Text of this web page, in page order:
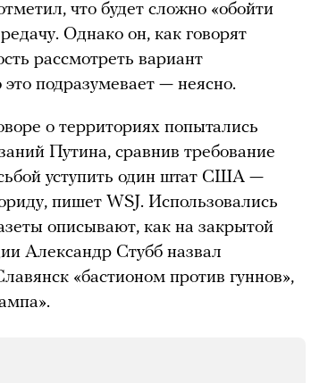
что будет сложно «обойти
Однако он, как говорят
рассмотреть вариант
подразумевает — неясно.
о территориях попытались
Путина, сравнив требование
уступить один штат США —
пишет WSJ. Использовались
описывают, как на закрытой
Александр Стубб назвал
«бастионом против гуннов»,